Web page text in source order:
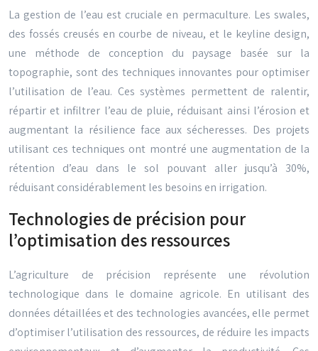
La gestion de l’eau est cruciale en permaculture. Les swales,
des fossés creusés en courbe de niveau, et le keyline design,
une méthode de conception du paysage basée sur la
topographie, sont des techniques innovantes pour optimiser
l’utilisation de l’eau. Ces systèmes permettent de ralentir,
répartir et infiltrer l’eau de pluie, réduisant ainsi l’érosion et
augmentant la résilience face aux sécheresses. Des projets
utilisant ces techniques ont montré une augmentation de la
rétention d’eau dans le sol pouvant aller jusqu’à 30%,
réduisant considérablement les besoins en irrigation.
Technologies de précision pour
l’optimisation des ressources
L’agriculture de précision représente une révolution
technologique dans le domaine agricole. En utilisant des
données détaillées et des technologies avancées, elle permet
d’optimiser l’utilisation des ressources, de réduire les impacts